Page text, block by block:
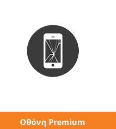
Οθόνη Premium